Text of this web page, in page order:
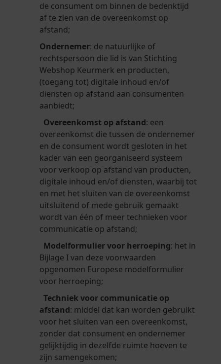
de consument om binnen de bedenktijd
af te zien van de overeenkomst op
afstand;
Ondernemer: de natuurlijke of
rechtspersoon die lid is van Stichting
Webshop Keurmerk en producten,
(toegang tot) digitale inhoud en/of
diensten op afstand aan consumenten
aanbiedt;
Overeenkomst op afstand: een
overeenkomst die tussen de ondernemer
en de consument wordt gesloten in het
kader van een georganiseerd systeem
voor verkoop op afstand van producten,
digitale inhoud en/of diensten, waarbij tot
en met het sluiten van de overeenkomst
uitsluitend of mede gebruik gemaakt
wordt van één of meer technieken voor
communicatie op afstand;
Modelformulier voor herroeping: het in
Bijlage I van deze voorwaarden
opgenomen Europese modelformulier
voor herroeping;
Techniek voor communicatie op
afstand: middel dat kan worden gebruikt
voor het sluiten van een overeenkomst,
zonder dat consument en ondernemer
gelijktijdig in dezelfde ruimte hoeven te
zijn samengekomen;